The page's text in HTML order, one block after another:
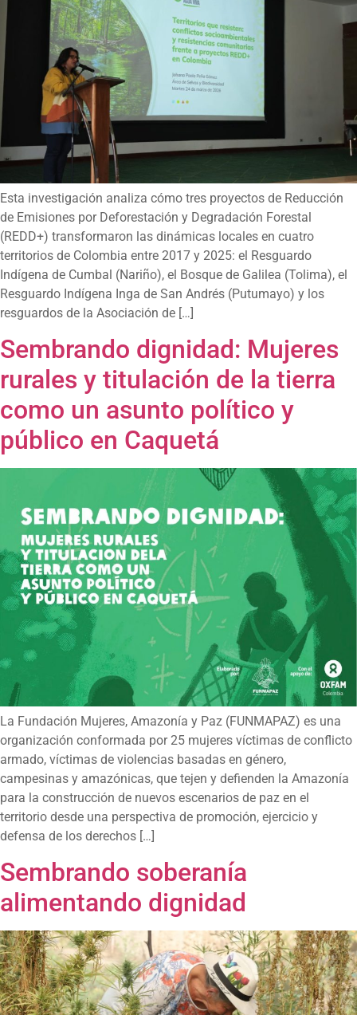
Esta investigación analiza cómo tres proyectos de Reducción
de Emisiones por Deforestación y Degradación Forestal
(REDD+) transformaron las dinámicas locales en cuatro
territorios de Colombia entre 2017 y 2025: el Resguardo
Indígena de Cumbal (Nariño), el Bosque de Galilea (Tolima), el
Resguardo Indígena Inga de San Andrés (Putumayo) y los
resguardos de la Asociación de […]
Sembrando dignidad: Mujeres
rurales y titulación de la tierra
como un asunto político y
público en Caquetá
La Fundación Mujeres, Amazonía y Paz (FUNMAPAZ) es una
organización conformada por 25 mujeres víctimas de conflicto
armado, víctimas de violencias basadas en género,
campesinas y amazónicas, que tejen y defienden la Amazonía
para la construcción de nuevos escenarios de paz en el
territorio desde una perspectiva de promoción, ejercicio y
defensa de los derechos […]
Sembrando soberanía
alimentando dignidad